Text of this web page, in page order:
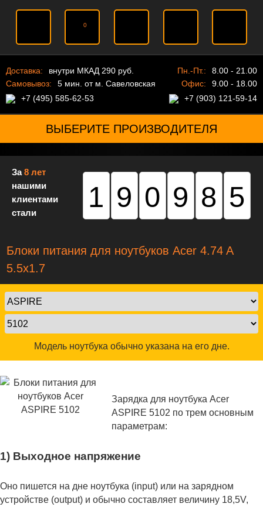
0
Доставка:
внутри МКАД 290 руб.
Самовывоз:
5 мин. от м. Савеловская
+7 (495) 585-62-53
Пн.-Пт.:
8.00 - 21.00
Офис:
9.00 - 18.00
+7 (903) 121-59-14
ВЫБЕРИТЕ ПРОИЗВОДИТЕЛЯ
За8 лет
нашими
клиентами
стали
190985
Блоки питания для ноутбуков Acer 4.74 A
5.5х1.7
Модель ноутбука обычно указана на его дне.
Зарядка для ноутбука Acer
ASPIRE 5102 по трем основным
параметрам:
1) Выходное напряжение
Оно пишется на дне ноутбука (input) или на зарядном
устройстве (output) и обычно составляет величину 18,5V,